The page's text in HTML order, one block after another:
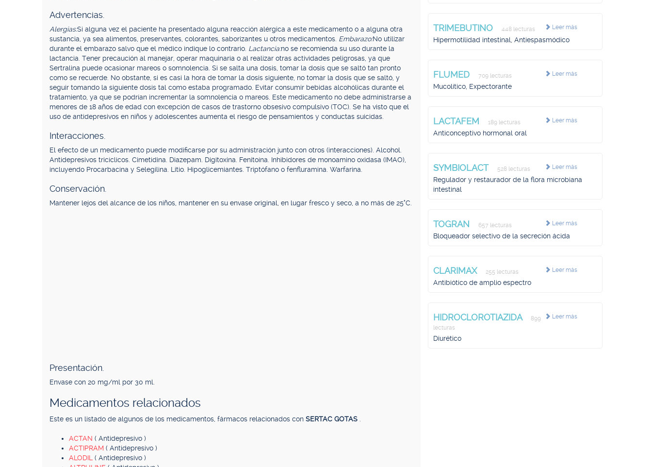
Advertencias.
Alergias:Si alguna vez el paciente ha presentado alguna reacción alérgica a este medicamento o a alguna otra
sustancia, ya sea alimentos, preservantes, colorantes, saborizantes u otros medicamentos. Embarazo:No utilizar
durante el embarazo salvo que el médico indique lo contrario. Lactancia:no se recomienda su uso durante la
lactancia. Tener precaución al manejar, operar maquinaria o al realizar otras actividades peligrosas, ya que
Sertralina puede ocasionar mareos o somnolencia. Si se salta una dosis, tomar la dosis que se saltó tan pronto
como se recuerde. No obstante, si es casi la hora de tomar la dosis siguiente, no tomar la dosis que se saltó, y
seguir tomando la siguiente dosis tal como estaba programado. Evitar consumir bebidas alcohólicas durante el
tratamiento, ya que se podrían incrementar la somnolencia o mareos. Este medicamento no debe administrarse a
menores de 18 años de edad con excepción de casos de trastorno obsesivo compulsivo (TOC). Se ha visto que el
uso de antidepresivos en niños y adolescentes aumenta el riesgo de pensamientos y conductas suicidas.
Interacciones.
El efecto de un medicamento puede modificarse por su administración junto con otros (interacciones). Alcohol.
Antidepresivos tricíclicos. Cimetidina. Diazepam. Digitoxina. Fenitoína. Inhibidores de monoamino oxidasa (IMAO),
incluyendo Procarbacina y Selegilina. Litio. Hipoglicemiantes. Triptófano o fenfluramina. Warfarina.
Conservación.
Mantener lejos del alcance de los niños, mantener en su envase original, en lugar fresco y seco, a no más de 25°C.
Presentación.
Envase con 20 mg/ml por 30 ml.
Medicamentos relacionados
Este es un listado de algunos de los medicamentos, fármacos relacionados con SERTAC GOTAS
ACTAN ( Antidepresivo )
ACTIPRAM ( Antidepresivo )
ALODIL ( Antidepresivo )
Leer más
TRIMEBUTINO 448 lecturas
Hipermotilidad intestinal, Antiespasmódico
Leer más
FLUMED 709 lecturas
Mucolítico, Expectorante
Leer más
LACTAFEM 189 lecturas
Anticonceptivo hormonal oral
Leer más
SYMBIOLACT 528 lecturas
Regulador y restaurador de la flora microbiana
intestinal
Leer más
TOGRAN 657 lecturas
Bloqueador selectivo de la secreción ácida
Leer más
CLARIMAX 255 lecturas
Antibiótico de amplio espectro
Leer más
HIDROCLOROTIAZIDA
899
lecturas
Diurético